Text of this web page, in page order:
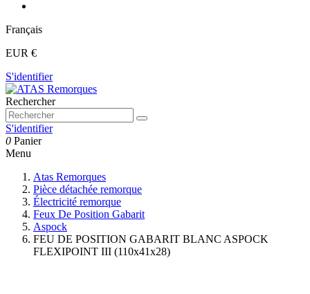
Français
EUR €
S'identifier
Rechercher
S'identifier
0 Panier
Menu
Atas Remorques
Pièce détachée remorque
Électricité remorque
Feux De Position Gabarit
Aspock
FEU DE POSITION GABARIT BLANC ASPOCK
FLEXIPOINT III (110x41x28)